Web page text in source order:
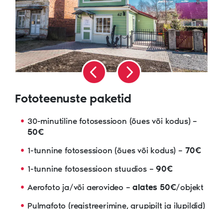
Fototeenuste paketid
30-minutiline fotosessioon (õues või kodus) –
50€
1-tunnine fotosessioon (õues või kodus) – 70€
1-tunnine fotosessioon stuudios –90€
Aerofoto ja/või aerovideo –alates 50€/objekt
Pulmafoto (registreerimine, grupipilt ja ilupildid)